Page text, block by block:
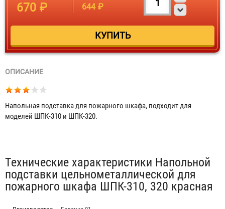
670 ₽ 644 ₽
ОПИСАНИЕ
Напольная подставка для пожарного шкафа, подходит для
моделей ШПК-310 и ШПК-320.
Табы
Технические характеристики Напольной
подставки цельнометаллической для
пожарного шкафа ШПК-310, 320 красная